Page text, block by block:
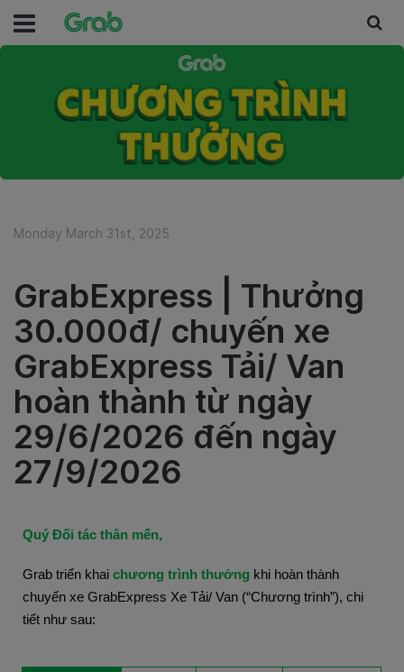
Monday March 31st, 2025
GrabExpress | Thưởng
30.000đ/ chuyến xe
GrabExpress Tải/ Van
hoàn thành từ ngày
29/6/2026 đến ngày
27/9/2026
Quý Đối tác thân mến,
Grab triển khai chương trình thưởng khi hoàn thành
chuyến xe GrabExpress Xe Tải/ Van (“Chương trình”), chi
tiết như sau: